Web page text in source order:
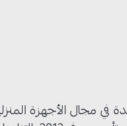
في مجال الأجهزة